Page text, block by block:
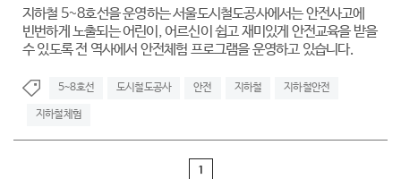
지하철 5~8호선을 운영하는 서울도시철도공사에서는 안전사고에
빈번하게 노출되는 어린이, 어르신이 쉽고 재미있게 안전교육을 받을
수 있도록 전 역사에서 안전체험 프로그램을 운영하고 있습니다.
5~8호선 도시철도공사 안전 지하철 지하철안전
지하철체험
1